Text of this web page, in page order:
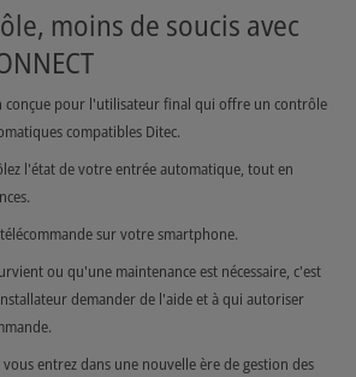
moins de soucis avec
conçue pour l'utilisateur final qui offre un contrôle
compatibles Ditec.
l'état de votre entrée automatique, tout en
sur votre smartphone.
ou qu'une maintenance est nécessaire, c'est
demander de l'aide et à qui autoriser
vous entrez dans une nouvelle ère de gestion des